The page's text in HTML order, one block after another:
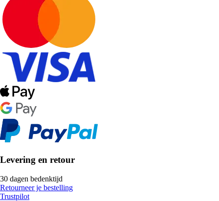
Levering en retour
30 dagen bedenktijd
Retourneer je bestelling
Trustpilot